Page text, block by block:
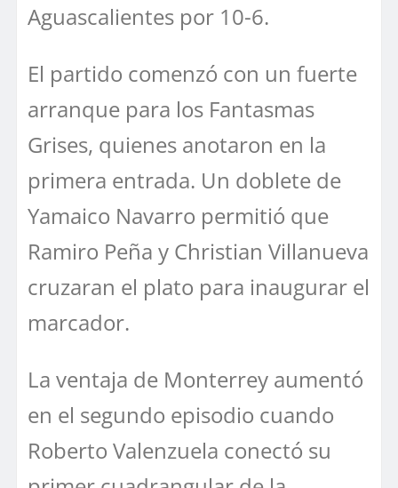
Aguascalientes por 10-6.
El partido comenzó con un fuerte
arranque para los Fantasmas
Grises, quienes anotaron en la
primera entrada. Un doblete de
Yamaico Navarro permitió que
Ramiro Peña y Christian Villanueva
cruzaran el plato para inaugurar el
marcador.
La ventaja de Monterrey aumentó
en el segundo episodio cuando
Roberto Valenzuela conectó su